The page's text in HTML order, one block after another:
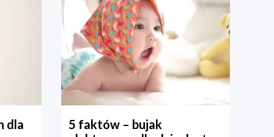
dla
5 faktów – bujak